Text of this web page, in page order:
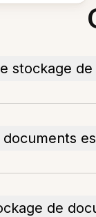
stockage
de